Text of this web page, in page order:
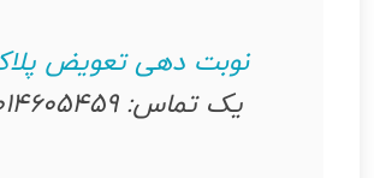
نوبت دهی تعویض
یک تماس: 09014605459